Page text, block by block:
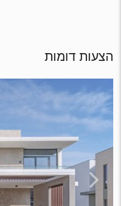
הצעות דומות